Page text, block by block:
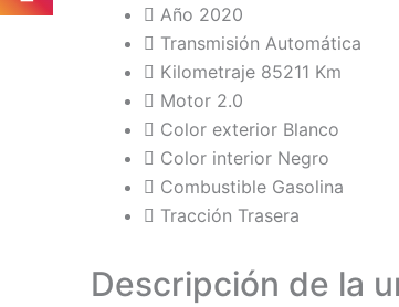
Año 2020
Transmisión Automática
Kilometraje 85211 Km
Motor 2.0
Color exterior Blanco
Color interior Negro
Combustible Gasolina
Tracción Trasera
Descripción de la